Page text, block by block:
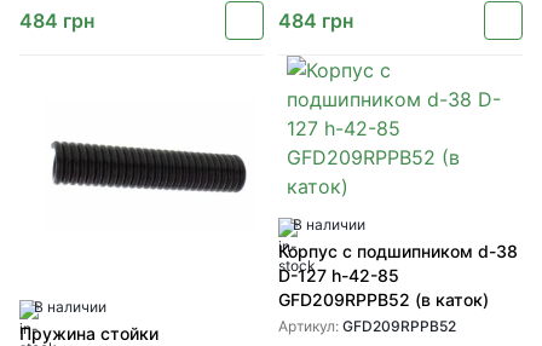
484 грн 484 грн
В наличии
Пружина стойки
В наличии
Корпус с подшипником d-38
D-127 h-42-85
GFD209RPPB52 (в каток)
Артикул: GFD209RPPB52